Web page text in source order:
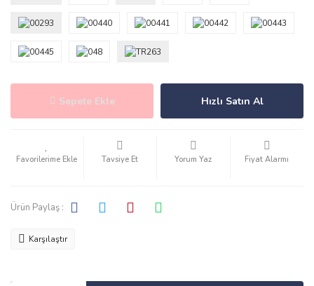
Sepete Ekle Hızlı Satın Al
Tavsiye Et Yorum Yaz Fiyat Alarmı
Ürün Paylaş :
Karşılaştır